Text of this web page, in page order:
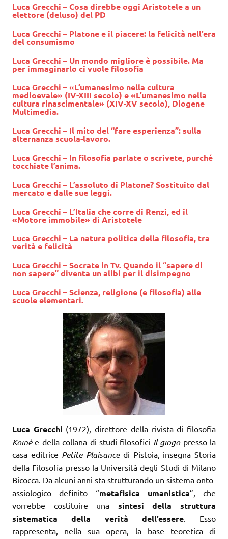
Luca Grecchi – Cosa direbbe oggi Aristotele a un
elettore (deluso) del PD
Luca Grecchi – Platone e il piacere: la felicità nell’era
del consumismo
Luca Grecchi – Un mondo migliore è possibile. Ma
per immaginarlo ci vuole filosofia
Luca Grecchi – «L’umanesimo nella cultura
medioevale» (IV-XIII secolo) e «L’umanesimo nella
cultura rinascimentale» (XIV-XV secolo), Diogene
Multimedia.
Luca Grecchi – Il mito del “fare esperienza”: sulla
alternanza scuola-lavoro.
Luca Grecchi – In filosofia parlate o scrivete, purché
tocchiate l’anima.
Luca Grecchi – L’assoluto di Platone? Sostituito dal
mercato e dalle sue leggi.
Luca Grecchi – L’Italia che corre di Renzi, ed il
«Motore immobile» di Aristotele
Luca Grecchi – La natura politica della filosofia, tra
verità e felicità
Luca Grecchi – Socrate in Tv. Quando il “sapere di
non sapere” diventa un alibi per il disimpegno
Luca Grecchi – Scienza, religione (e filosofia) alle
scuole elementari.
Luca Grecchi (1972), direttore della rivista di filosofia
Koinèe della collana di studi filosofici Il giogo presso la
casa editrice Petite Plaisancedi Pistoia, insegna Storia
della Filosofia presso la Università degli Studi di Milano
Bicocca. Da alcuni anni sta strutturando un sistema onto-
assiologico definito “metafisica umanistica”, che
vorrebbe costituire una sintesi della struttura
sistematica della verità dell’essere. Esso
rappresenta, nella sua opera, la base teoretica di